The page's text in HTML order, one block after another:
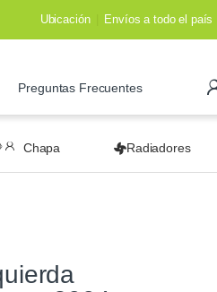
Ubicación Envíos a todo el país
Preguntas Frecuentes
Chapa Radiadores